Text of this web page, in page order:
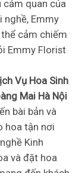
quan của
nghề, Emmy
cảm chiếm
Emmy Florist
Vụ Hoa Sinh
Mai Hà Nội
bài bản và
hoa tận nơi
Kinh
và đặt hoa